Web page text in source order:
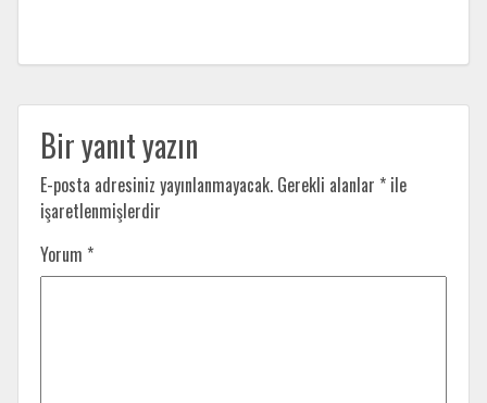
Bir yanıt yazın
E-posta adresiniz yayınlanmayacak. Gerekli alanlar * ile
işaretlenmişlerdir
Yorum *